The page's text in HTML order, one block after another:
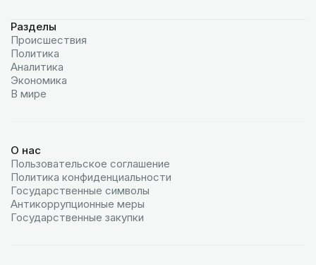
Разделы
Происшествия
Политика
Аналитика
Экономика
В мире
О нас
Пользовательское соглашение
Политика конфиденциальности
Государственные символы
Антикоррупционные меры
Государственные закупки